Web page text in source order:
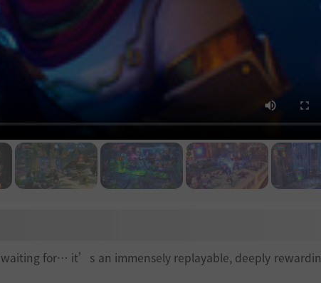
waiting for… it’s an immensely replayable, deeply